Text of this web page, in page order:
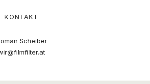
KONTAKT
Scheiber